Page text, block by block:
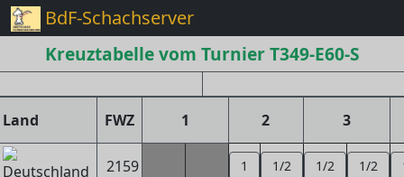
BdF-Schachserver
Kreuztabelle vom Turnier T349-E60-S
Land FWZ 1 2 3
2159 1 1/2 1/2 1/2